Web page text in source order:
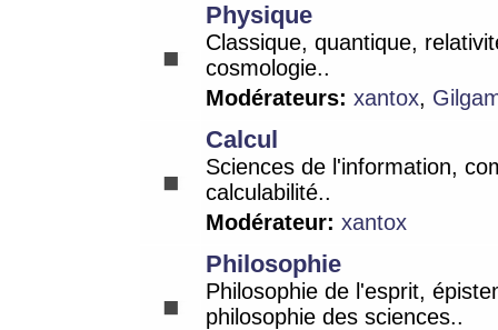
Physique
Classique, quantique,
cosmologie..
Modérateurs: xantox,
Calcul
Sciences de l'information,
calculabilité..
Modérateur: xantox
Philosophie
Philosophie de l'esprit,
philosophie des sciences..